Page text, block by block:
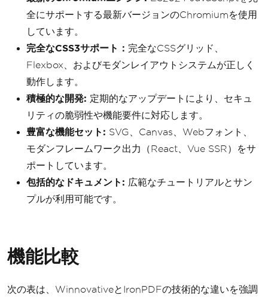
全にサポートする最新バージョンのChromiumを使用
しています。
完全なCSS3サポート： 完全なCSSグリッド、
Flexbox、およびモダンレイアウトシステムが正しく
動作します。
積極的な開発: 定期的なアップデートにより、セキュ
リティの脆弱性や機能要件に対応します。
豊富な機能セット: SVG、Canvas、Webフォント、
モダンフレームワーク出力（React、Vue SSR）をサ
ポートしています。
包括的なドキュメント: 広範なチュートリアルとサン
プルが利用可能です。
機能比較
次の表は、WinnovativeとIronPDFの技術的な違いを強調